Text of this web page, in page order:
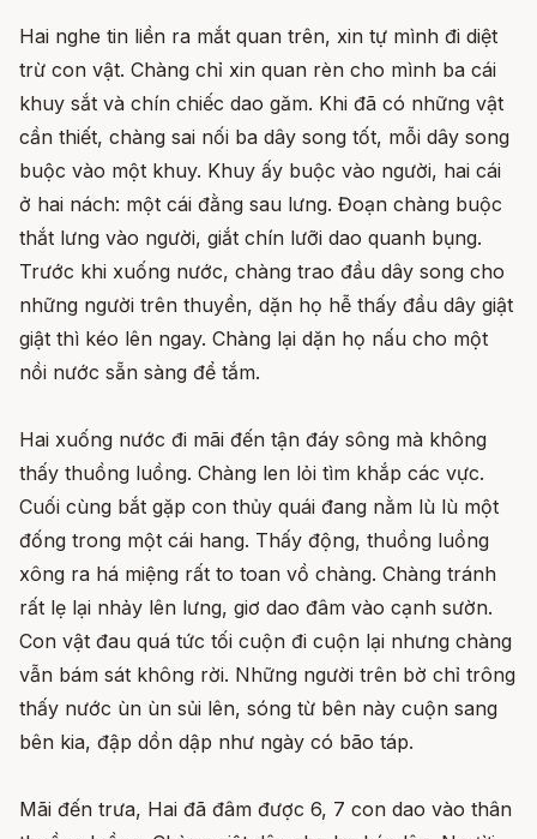
Hai nghe tin liền ra mắt quan trên, xin tự mình đi diệt
trừ con vật. Chàng chỉ xin quan rèn cho mình ba cái
khuy sắt và chín chiếc dao găm. Khi đã có những vật
cần thiết, chàng sai nối ba dây song tốt, mỗi dây song
buộc vào một khuy. Khuy ấy buộc vào người, hai cái
ở hai nách: một cái đằng sau lưng. Đoạn chàng buộc
thắt lưng vào người, giắt chín lưỡi dao quanh bụng.
Trước khi xuống nước, chàng trao đầu dây song cho
những người trên thuyền, dặn họ hễ thấy đầu dây giật
giật thì kéo lên ngay. Chàng lại dặn họ nấu cho một
nồi nước sẵn sàng để tắm.
Hai xuống nước đi mãi đến tận đáy sông mà không
thấy thuồng luồng. Chàng len lỏi tìm khắp các vực.
Cuối cùng bắt gặp con thủy quái đang nằm lù lù một
đống trong một cái hang. Thấy động, thuồng luồng
xông ra há miệng rất to toan vồ chàng. Chàng tránh
rất lẹ lại nhảy lên lưng, giơ dao đâm vào cạnh sườn.
Con vật đau quá tức tối cuộn đi cuộn lại nhưng chàng
vẫn bám sát không rời. Những người trên bờ chỉ trông
thấy nước ùn ùn sủi lên, sóng từ bên này cuộn sang
bên kia, đập dồn dập như ngày có bão táp.
Mãi đến trưa, Hai đã đâm được 6, 7 con dao vào thân